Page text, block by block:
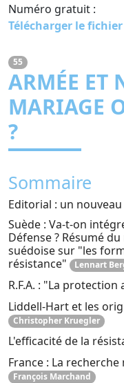
Numéro gratuit :
Télécharger le
55
ARMÉE ET
MARIAGE
?
Sommaire
Editorial : un
Suède : Va-t-on
Défense ? Résumé
suédoise sur "les
résistance"
Lennart
R.F.A. : "La
Liddell-Hart et les
Christopher Kruegler
L'efficacité de la
France : La
François Marchand